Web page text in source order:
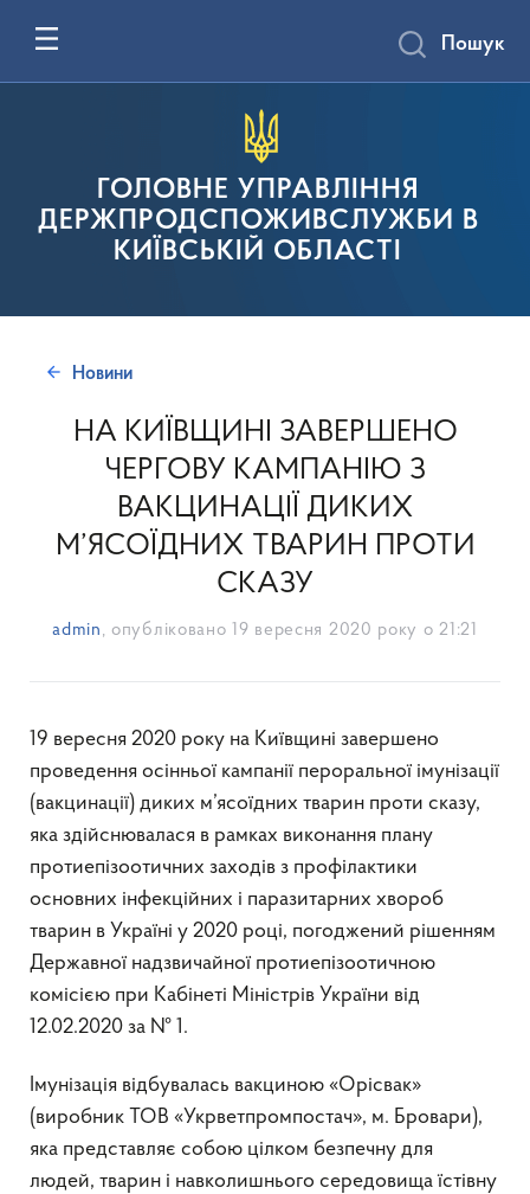
ГОЛОВНЕ УПРАВЛІННЯ
ДЕРЖПРОДСПОЖИВСЛУЖБИ В
КИЇВСЬКІЙ ОБЛАСТІ
Пошук
Новини
НА КИЇВЩИНІ ЗАВЕРШЕНО
ЧЕРГОВУ КАМПАНІЮ З
ВАКЦИНАЦІЇ ДИКИХ
М’ЯСОЇДНИХ ТВАРИН ПРОТИ
СКАЗУ
admin , опубліковано 19 вересня 2020 року о 21:21
19 вересня 2020 року на Київщині завершено
проведення осінньої кампанії пероральної імунізації
(вакцинації) диких м’ясоїдних тварин проти сказу,
яка здійснювалася в рамках виконання плану
протиепізоотичних заходів з профілактики
основних інфекційних і паразитарних хвороб
тварин в Україні у 2020 році, погоджений рішенням
Державної надзвичайної протиепізоотичною
комісією при Кабінеті Міністрів України від
12.02.2020 за № 1.
Імунізація відбувалась вакциною «Орісвак»
(виробник ТОВ «Укрветпромпостач», м. Бровари),
яка представляє собою цілком безпечну для
людей, тварин і навколишнього середовища їстівну